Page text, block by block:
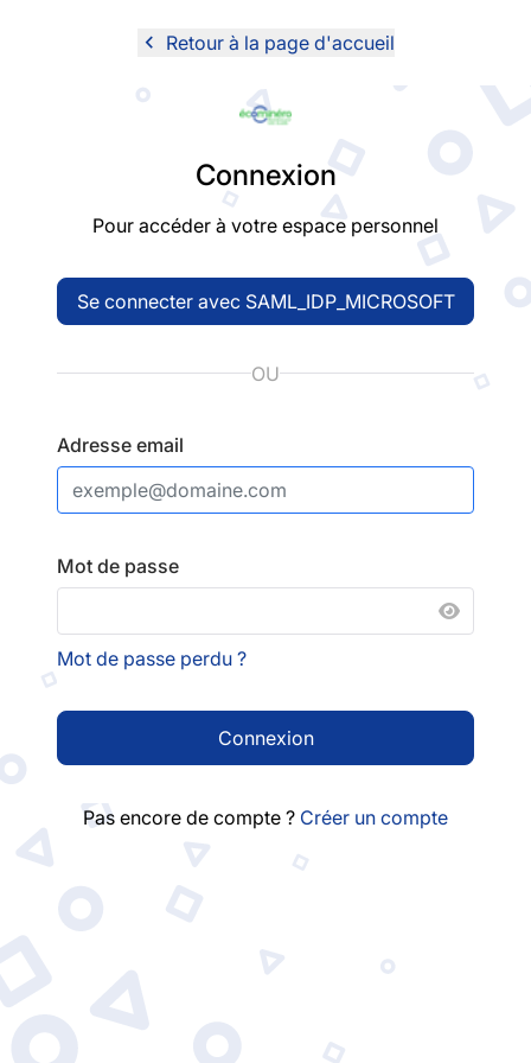
navigate_before Retour à la page d'accueil
Logo
Connexion
Pour accéder à votre espace personnel
Se connecter avec SAML_IDP_MICROSOFT
OU
Adresse email
Mot de passe
Mot de passe perdu ?
Connexion
Pas encore de compte ? Créer un compte